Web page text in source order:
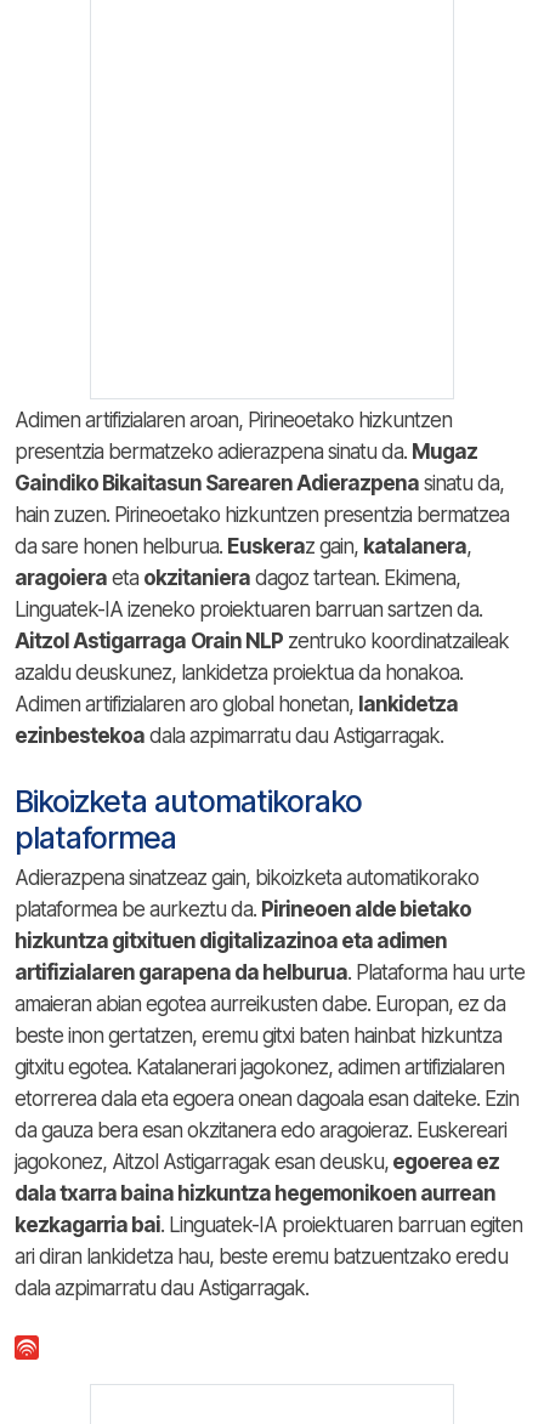
Adimen artifizialaren aroan, Pirineoetako hizkuntzen
presentzia bermatzeko adierazpena sinatu da. Mugaz
Gaindiko Bikaitasun Sarearen Adierazpena sinatu da,
hain zuzen. Pirineoetako hizkuntzen presentzia bermatzea
da sare honen helburua. Euskeraz gain, katalanera,
aragoiera eta okzitaniera dagoz tartean. Ekimena,
Linguatek-IA izeneko proiektuaren barruan sartzen da.
Aitzol Astigarraga Orain NLP zentruko koordinatzaileak
azaldu deuskunez, lankidetza proiektua da honakoa.
Adimen artifizialaren aro global honetan, lankidetza
ezinbestekoa dala azpimarratu dau Astigarragak.
Bikoizketa automatikorako
plataformea
Adierazpena sinatzeaz gain, bikoizketa automatikorako
plataformea be aurkeztu da. Pirineoen alde bietako
hizkuntza gitxituen digitalizazinoa eta adimen
artifizialaren garapena da helburua. Plataforma hau urte
amaieran abian egotea aurreikusten dabe. Europan, ez da
beste inon gertatzen, eremu gitxi baten hainbat hizkuntza
gitxitu egotea. Katalanerari jagokonez, adimen artifizialaren
etorrerea dala eta egoera onean dagoala esan daiteke. Ezin
da gauza bera esan okzitanera edo aragoieraz. Euskereari
jagokonez, Aitzol Astigarragak esan deusku, egoerea ez
dala txarra baina hizkuntza hegemonikoen aurrean
kezkagarria bai. Linguatek-IA proiektuaren barruan egiten
ari diran lankidetza hau, beste eremu batzuentzako eredu
dala azpimarratu dau Astigarragak.